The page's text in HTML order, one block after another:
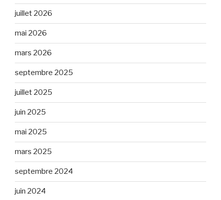
juillet 2026
mai 2026
mars 2026
septembre 2025
juillet 2025
juin 2025
mai 2025
mars 2025
septembre 2024
juin 2024